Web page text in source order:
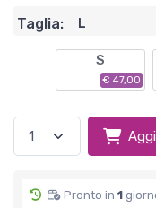
Taglia: L
S
€ 47,00
Pronto in 1